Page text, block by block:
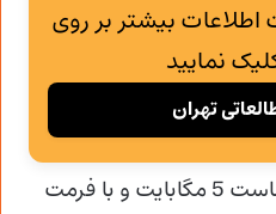
بیشتر بر روی
نمایید
تهران
حجم فایلی که در مقابل شماست 5 مگابایت و با فرمت